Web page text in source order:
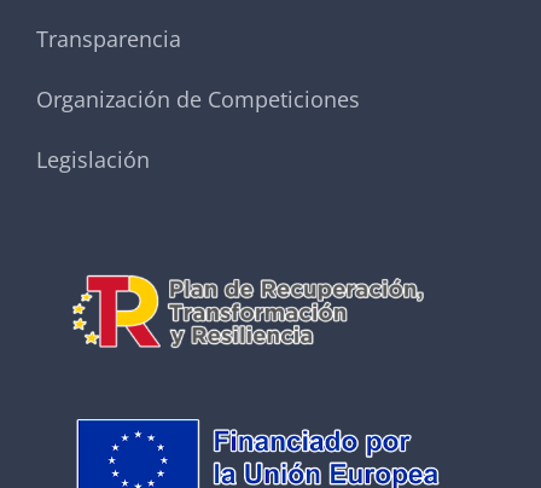
Transparencia
Organización de Competiciones
Legislación